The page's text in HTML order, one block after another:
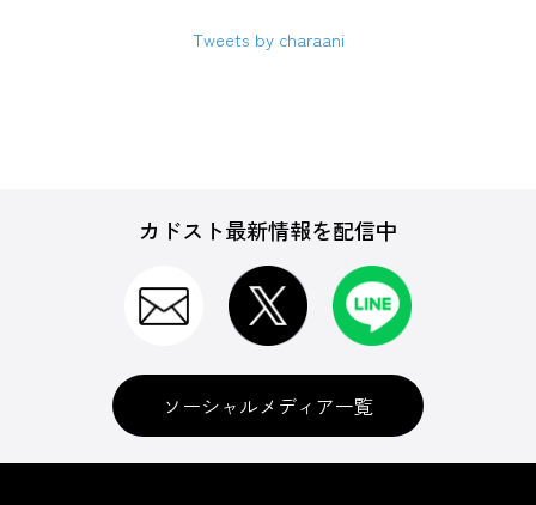
Tweets by charaani
カドスト最新情報を配信中
ソーシャルメディア一覧